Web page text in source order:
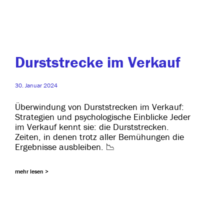
Durststrecke im Verkauf
30. Januar 2024
Überwindung von Durststrecken im Verkauf:
Strategien und psy­cho­lo­gi­sche Einblicke Jeder
im Verkauf kennt sie: die Durststrecken.
Zeiten, in denen trotz aller Bemühungen die
Ergebnisse ausbleiben. 📉
mehr lesen >